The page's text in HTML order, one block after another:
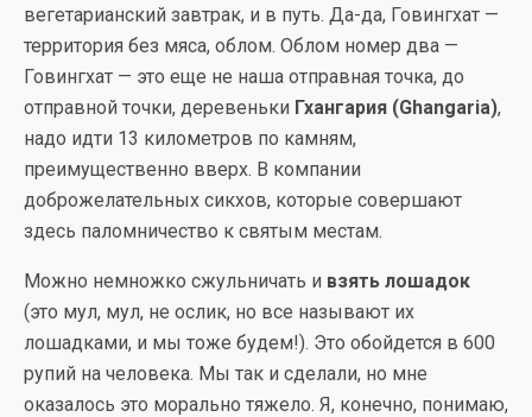
вегетарианский завтрак, и в путь. Да-да, Говингхат —
территория без мяса, облом. Облом номер два —
Говингхат — это еще не наша отправная точка, до
отправной точки, деревеньки Гхангария (Ghangaria),
надо идти 13 километров по камням,
преимущественно вверх. В компании
доброжелательных сикхов, которые совершают
здесь паломничество к святым местам.
Можно немножко сжульничать и взять лошадок
(это мул, мул, не ослик, но все называют их
лошадками, и мы тоже будем!). Это обойдется в 600
рупий на человека. Мы так и сделали, но мне
оказалось это морально тяжело. Я, конечно, понимаю,